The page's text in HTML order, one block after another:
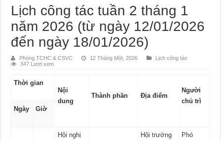
Lịch công tác tuần 2 tháng 1
năm 2026 (từ ngày 12/01/2026
đến ngày 18/01/2026)
Phòng TCHC & CSVC 12 Tháng Một, 2026
Lịch công tác
347 Lượt xem
Thời gian
Nội
dung
Thành phần Địa điểm
Người
chủ trì
Ngày
Giờ
Hội nghị
Hội trường
Phó